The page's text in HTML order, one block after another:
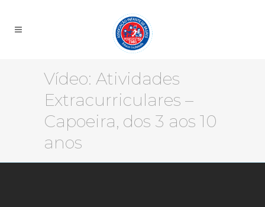
Vídeo: Atividades
Extracurriculares –
Capoeira, dos 3 aos 10
anos